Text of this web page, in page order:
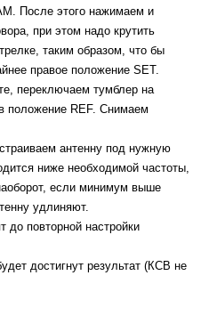
После этого нажимаем и
при этом надо крутить
таким образом, что бы
правое положение SET.
переключаем тумблер на
положение REF. Снимаем
антенну под нужную
ниже необходимой частоты,
если минимум выше
удлиняют.
до повторной настройки
достигнут результат (КСВ не